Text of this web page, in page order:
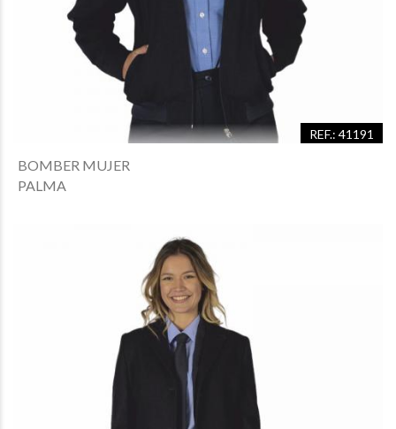
REF.: 41191
BOMBER MUJER
PALMA